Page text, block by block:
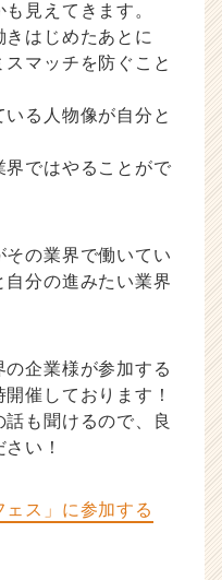
見えてきます。
はじめたあとに
スマッチを防ぐこと
る人物像が自分と
界ではやることがで
の業界で働いてい
自分の進みたい業界
企業様が参加する
催しております！
も聞けるので、良
い！
ス」に参加する